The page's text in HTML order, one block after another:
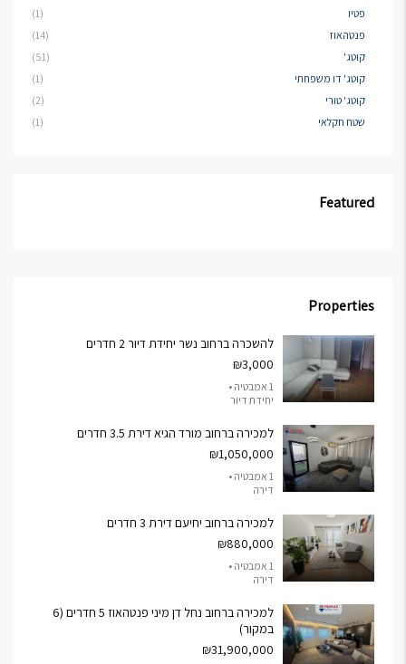
פטיו
(1)
פנטהאוז
(14)
קוטג'
(51)
קוטג' דו משפחתי
(1)
קוטג' טורי
(2)
שטח חקלאי
(1)
Featured
Properties
להשכרה ברחוב נשר יחידת דיור 2 חדרים
₪3,000
1 אמבטיה •
יחידת דיור
למכירה ברחוב מורד הגיא דירת 3.5 חדרים
₪1,050,000
1 אמבטיה •
דירה
למכירה ברחוב יחיעם דירת 3 חדרים
₪880,000
1 אמבטיה •
דירה
למכירה ברחוב נחל דן מיני פנטהאוז 5 חדרים (6
במקור)
₪31,900,000